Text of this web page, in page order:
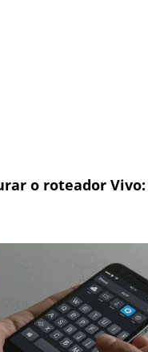
o roteador Vivo: